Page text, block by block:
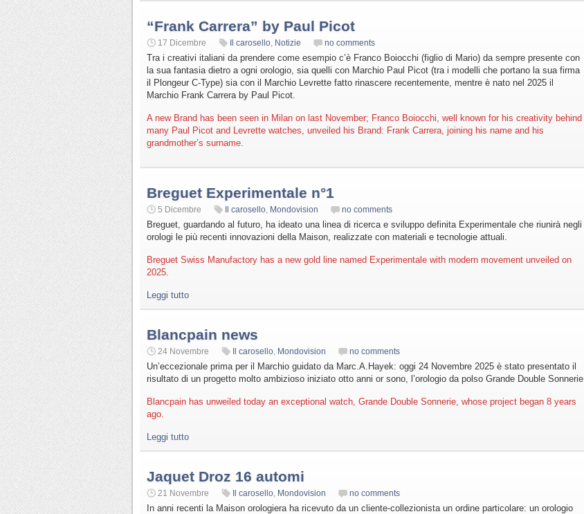
“Frank Carrera” by Paul Picot
17 Dicembre Il carosello Notizie no comments
Tra i creativi italiani da prendere come esempio c’è Franco Boiocchi (figlio di Mario) da sempre presente con
la sua fantasia dietro a ogni orologio, sia quelli con Marchio Paul Picot (tra i modelli che portano la sua firma
il Plongeur C-Type) sia con il Marchio Levrette fatto rinascere recentemente, mentre è nato nel 2025 il
Marchio Frank Carrera by Paul Picot.
A new Brand has been seen in Milan on last November; Franco Boiocchi, well known for his creativity behind
many Paul Picot and Levrette watches, unveiled his Brand: Frank Carrera, joining his name and his
grandmother’s surname.
Breguet Experimentale n°1
5 Dicembre Il carosello Mondovision no comments
Breguet, guardando al futuro, ha ideato una linea di ricerca e sviluppo definita Experimentale che riunirà negli
orologi le più recenti innovazioni della Maison, realizzate con materiali e tecnologie attuali.
Breguet Swiss Manufactory has a new gold line named Experimentale with modern movement unveiled on
2025.
Leggi tutto
Blancpain news
24 Novembre Il carosello Mondovision no comments
Un’eccezionale prima per il Marchio guidato da Marc.A.Hayek: oggi 24 Novembre 2025 è stato presentato il
risultato di un progetto molto ambizioso iniziato otto anni or sono, l’orologio da polso Grande Double Sonnerie.
Blancpain has unweiled today an exceptional watch, Grande Double Sonnerie, whose project began 8 years
ago.
Leggi tutto
Jaquet Droz 16 automi
21 Novembre Il carosello Mondovision no comments
In anni recenti la Maison orologiera ha ricevuto da un cliente-collezionista un ordine particolare: un orologio